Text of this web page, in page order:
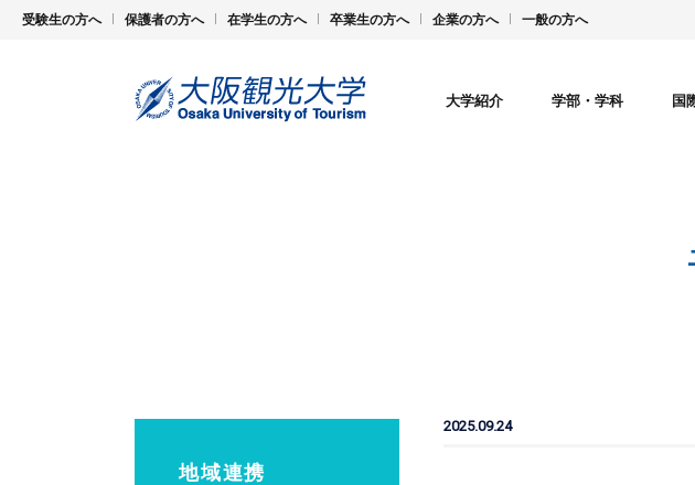
受験生の方へ 保護者の方へ 在学生の方へ 卒業生の方へ 企業の方へ 一般の方へ
大学紹介 学部・学科 国
地域連携
2025.09.24